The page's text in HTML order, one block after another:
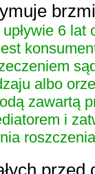
6
albo
zawartą
i